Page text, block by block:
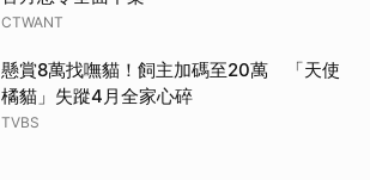
CTWANT
懸賞8萬找嘸貓！飼主加碼至20萬 「天使
橘貓」失蹤4月全家心碎
TVBS